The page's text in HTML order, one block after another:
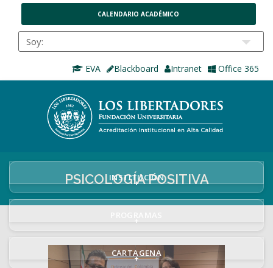
CALENDARIO ACADÉMICO
EVA Blackboard Intranet Office 365
INSTITUCIÓN
+
+
CARTAGENA
+
PSICOLOGÍA POSITIVA